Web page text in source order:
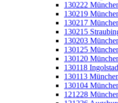
130222
130219
130217
130215
130203
130125
130120
130118
130113
130104
121228